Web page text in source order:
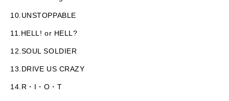
10.UNSTOPPABLE
11.HELL! or HELL?
12.SOUL SOLDIER
13.DRIVE US CRAZY
14.R・I・O・T